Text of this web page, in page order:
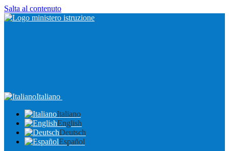
Salta al contenuto
Italiano
Italiano
English
Deutsch
Español